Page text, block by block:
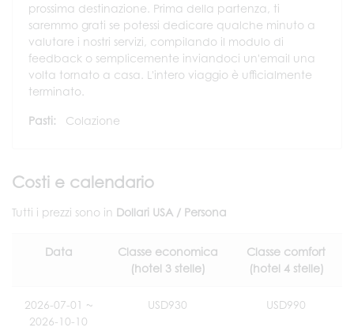
prossima destinazione. Prima della partenza, ti
saremmo grati se potessi dedicare qualche minuto a
valutare i nostri servizi, compilando il modulo di
feedback o semplicemente inviandoci un'email una
volta tornato a casa. L'intero viaggio è ufficialmente
terminato.
Pasti: Colazione
Costi e calendario
Tutti i prezzi sono in Dollari USA / Persona
Data
Classe economica
(hotel 3 stelle)
Classe comfort
(hotel 4 stelle)
2026-07-01 ~
2026-10-10
USD930 USD990